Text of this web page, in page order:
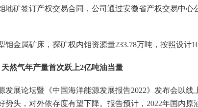
矿签订产权交易合同，公司通过安徽省产权交易中心
属矿床，探矿权内钼资源量233.78万吨，按照设计
气年产量首次跃上2亿吨油当量
展论坛暨《中国海洋能源发展报告2022》发布会以
头，对外依存度有望下降。报告预计，2022年国内